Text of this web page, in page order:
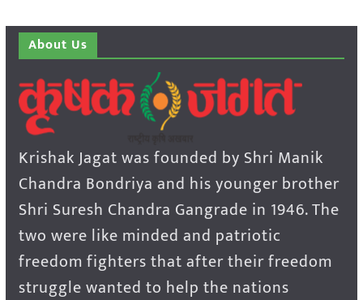
About Us
Krishak Jagat was founded by Shri Manik
Chandra Bondriya and his younger brother
Shri Suresh Chandra Gangrade in 1946. The
two were like minded and patriotic
freedom fighters that after their freedom
struggle wanted to help the nations